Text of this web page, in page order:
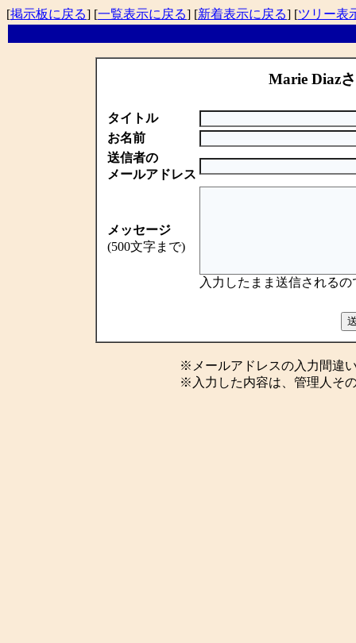
[掲示板に戻る] [一覧表示に戻る] [新着表示に戻る] [ツリー表
Marie Diaz
タイトル
お名前
送信者の
メールアドレス
メッセージ
(500文字まで)
入力したまま送信される
※メールアドレスの入力間違
※入力した内容は、管理人そ